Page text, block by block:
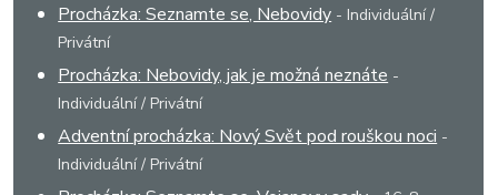
Procházka: Seznamte se, Nebovidy - Individuální /
Privátní
Procházka: Nebovidy, jak je možná neznáte -
Individuální / Privátní
Adventní procházka: Nový Svět pod rouškou noci -
Individuální / Privátní